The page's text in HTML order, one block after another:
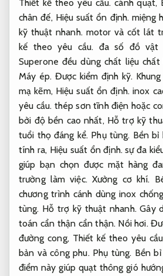
Thiết kế theo yêu cầu. cánh quạt,
chân đế, Hiệu suất ổn định. miệng
kỹ thuật nhanh.motor và cốt lát
kế theo yêu cầu. đa số đồ vật
Superone đều dùng chất liệu
Máy ép. Được kiểm định kỹ.
mạ kẽm, Hiệu suất ổn định.inox
yêu cầu. thép sơn tĩnh điện hoặc
bởi độ bền cao nhất, Hỗ trợ kỹ
tuổi thọ đáng kể. Phụ tùng. Bền bỉ
tính ra, Hiệu suất ổn định.sự đa
giúp bạn chọn được mặt hàng
trường làm việc. Xưởng cơ khí.
chương trình cánh dùng inox
tùng. Hỗ trợ kỹ thuật nhanh.Gây
toán cẩn thận cẩn thận. Nồi hơi.
đường cong, Thiết kế theo yêu
bản và công phu. Phụ tùng. Bền
điểm này giúp quạt thông gió